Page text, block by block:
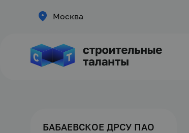
Москва
БАБАЕВСКОЕ ДРСУ ПАО